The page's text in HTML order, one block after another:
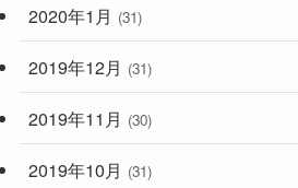
2020年1月 (31)
2019年12月 (31)
2019年11月 (30)
2019年10月 (31)